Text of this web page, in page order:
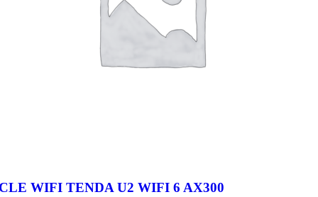
WIFI TENDA U2 WIFI 6 AX300